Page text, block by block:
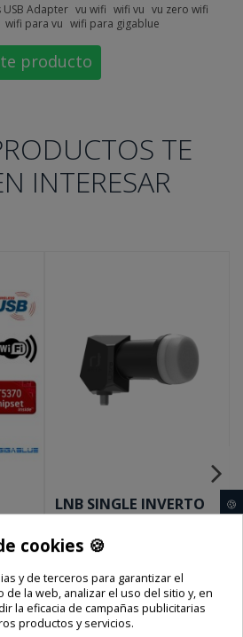
USB Adapter vu wifi wifi vu vu zero wifi
wifi para vu wifi para gigablue
producto
TE
INTERESAR
LNB SINGLE INVERTO
ULTRA
21,00 €
Envío e impuestos incluidos
cookies 🍪
y de terceros para garantizar el
la web, analizar el uso del sitio y, en
la eficacia de campañas publicitarias
productos y servicios.
🍪